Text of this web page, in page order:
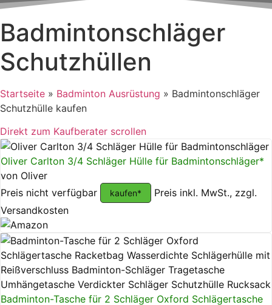
Badmintonschläger
Schutzhüllen
Startseite » Badminton Ausrüstung » Badmintonschläger
Schutzhülle kaufen
Direkt zum Kaufberater scrollen
Oliver Carlton 3/4 Schläger Hülle für Badmintonschläger*
von Oliver
Preis nicht verfügbar
kaufen*
Preis inkl. MwSt., zzgl.
Versandkosten
Badminton-Tasche für 2 Schläger Oxford Schlägertasche